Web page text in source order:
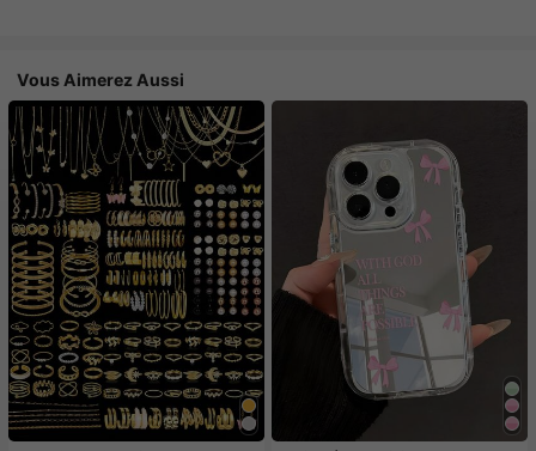
Vous Aimerez Aussi